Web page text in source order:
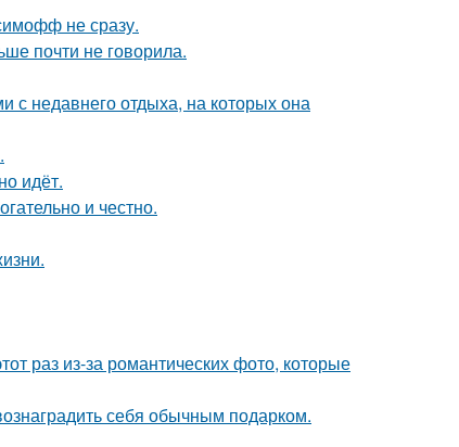
не сразу.
почти не говорила.
недавнего отдыха, на которых она
идёт.
и честно.
раз из-за романтических фото, которые
себя обычным подарком.